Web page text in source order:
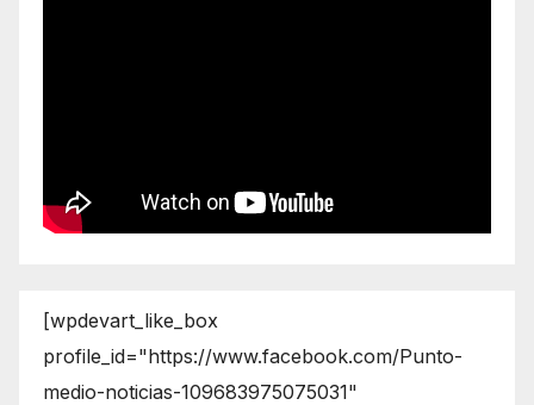
[wpdevart_like_box
profile_id="https://www.facebook.com/Punto-
medio-noticias-109683975075031"